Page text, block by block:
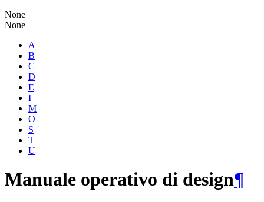
None
None
A
B
C
D
E
I
M
O
S
T
U
Manuale operativo di design¶